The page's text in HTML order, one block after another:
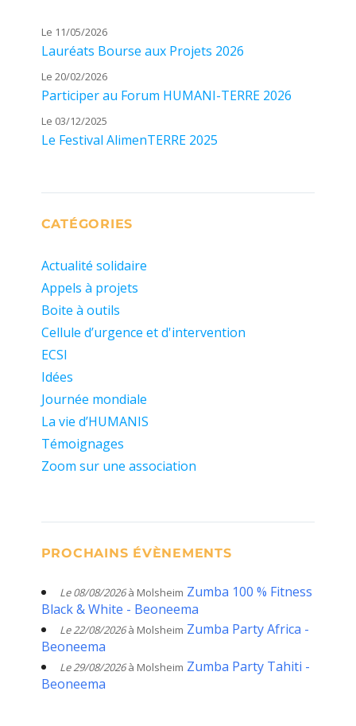
Le 11/05/2026
Lauréats Bourse aux Projets 2026
Le 20/02/2026
Participer au Forum HUMANI-TERRE 2026
Le 03/12/2025
Le Festival AlimenTERRE 2025
CATÉGORIES
Actualité solidaire
Appels à projets
Boite à outils
Cellule d’urgence et d'intervention
ECSI
Idées
Journée mondiale
La vie d’HUMANIS
Témoignages
Zoom sur une association
PROCHAINS ÉVÈNEMENTS
Le 08/08/2026à Molsheim Zumba 100 % Fitness
Black & White - Beoneema
Le 22/08/2026à Molsheim Zumba Party Africa -
Beoneema
Le 29/08/2026à Molsheim Zumba Party Tahiti -
Beoneema